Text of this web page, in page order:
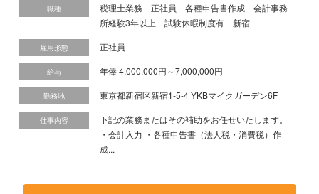
職種
税理士業務 正社員 各種申告書作成 会計事務
所経験3年以上 試験休暇制度有 新宿
雇用形態 正社員
給与 年俸 4,000,000円～7,000,000円
勤務地 東京都新宿区新宿1-5-4 YKBマイクガーデン6F
仕事内容
下記の業務またはその補助をお任せいたします。
・会計入力 ・各種申告書（法人税・消費税）作
成...